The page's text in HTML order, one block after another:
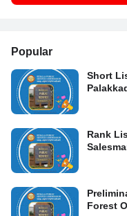
Popular
Short
Rank
Forest